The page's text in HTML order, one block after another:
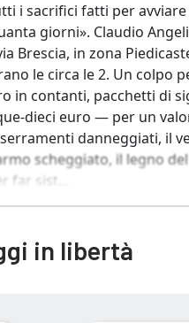
i sacrifici fatti per
giorni». Claudio
Brescia, in zona
le circa le 2. Un colpo
in contanti, pacchetti di
dieci euro — per un
danneggiati, il
scheggiato, il legno
far sist...
in libertà